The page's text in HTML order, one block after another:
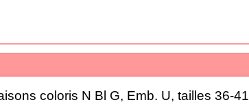
coloris N Bl G, Emb. U, tailles 36-41